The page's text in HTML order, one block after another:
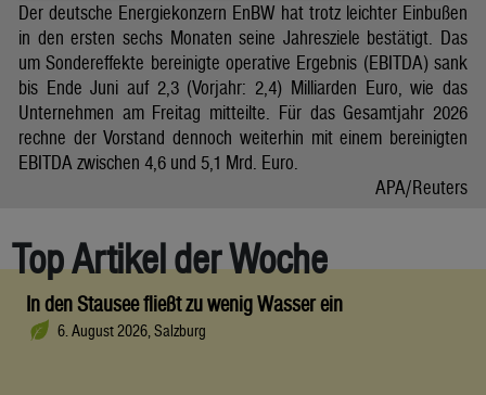
Der deutsche Energiekonzern EnBW hat trotz leichter Einbußen
in den ersten sechs Monaten seine Jahresziele bestätigt. Das
um Sondereffekte bereinigte operative Ergebnis (EBITDA) sank
bis Ende Juni auf 2,3 (Vorjahr: 2,4) Milliarden Euro, wie das
Unternehmen am Freitag mitteilte. Für das Gesamtjahr 2026
rechne der Vorstand dennoch weiterhin mit einem bereinigten
EBITDA zwischen 4,6 und 5,1 Mrd. Euro.
APA/Reuters
Top Artikel der Woche
In den Stausee fließt zu wenig Wasser ein
6. August 2026, Salzburg